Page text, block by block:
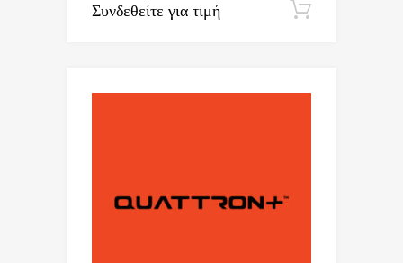
Συνδεθείτε για τιμή